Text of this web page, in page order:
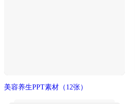
美容养生PPT素材 （12张）